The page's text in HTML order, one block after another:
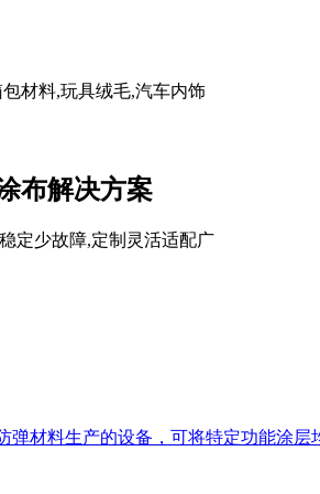
材料,玩具绒毛,汽车内饰
布解决方案
定少故障,定制灵活适配广
弹材料生产的设备，可将特定功能涂层